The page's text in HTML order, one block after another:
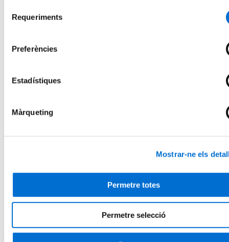
Requeriments
Preferències
Estadístiques
Màrqueting
Mostrar-ne els
Permetre totes
Permetre selecció
Borsa de treball
Presentació del centre
Programes Online en Història de l'Art i de l'Expressió
de l'Expressió Artística i Belles Arts
Descobreix la nostra formació online en Història de l'Art i de
l'Expressió Artística i Belles Arts. La millor manera de fer un pas
endavant en la teva carrera professional.